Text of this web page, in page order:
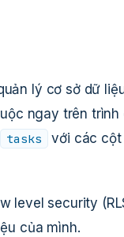
lý cơ sở dữ
ngay trên
tasks với các cột
level security
của mình.